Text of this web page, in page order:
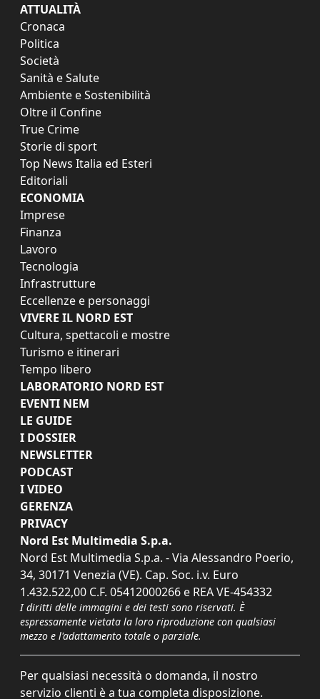
ATTUALITÀ
Cronaca
Politica
Società
Sanità e Salute
Ambiente e Sostenibilità
Oltre il Confine
True Crime
Storie di sport
Top News Italia ed Esteri
Editoriali
ECONOMIA
Imprese
Finanza
Lavoro
Tecnologia
Infrastrutture
Eccellenze e personaggi
VIVERE IL NORD EST
Cultura, spettacoli e mostre
Turismo e itinerari
Tempo libero
LABORATORIO NORD EST
EVENTI NEM
LE GUIDE
I DOSSIER
NEWSLETTER
PODCAST
I VIDEO
GERENZA
PRIVACY
Nord Est Multimedia S.p.a.
Nord Est Multimedia S.p.a. - Via Alessandro Poerio,
34, 30171 Venezia (VE). Cap. Soc. i.v. Euro
1.432.522,00 C.F. 05412000266 e REA VE-454332
I diritti delle immagini e dei testi sono riservati. È
espressamente vietata la loro riproduzione con qualsiasi
mezzo e l'adattamento totale o parziale.
Per qualsiasi necessità o domanda, il nostro
servizio clienti è a tua completa disposizione.